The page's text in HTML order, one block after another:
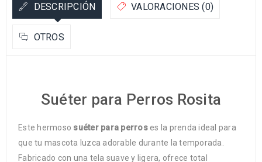
DESCRIPCIÓN VALORACIONES (0)
OTROS
Suéter para Perros Rosita
Este hermoso suéter para perroses la prenda ideal para
que tu mascota luzca adorable durante la temporada.
Fabricado con una tela suave y ligera, ofrece total